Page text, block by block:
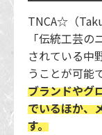
TNCA☆（
「伝統工芸
されている中
うことが可能
ブランドやグ
でいるほか、
す。